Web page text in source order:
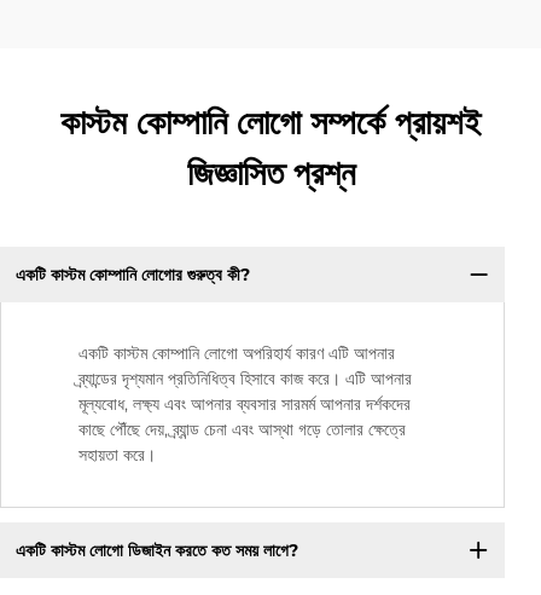
কাস্টম কোম্পানি লোগো সম্পর্কে প্রায়শই
জিজ্ঞাসিত প্রশ্ন
একটি কাস্টম কোম্পানি লোগোর গুরুত্ব কী?
একটি কাস্টম কোম্পানি লোগো অপরিহার্য কারণ এটি আপনার
ব্র্যান্ডের দৃশ্যমান প্রতিনিধিত্ব হিসাবে কাজ করে। এটি আপনার
মূল্যবোধ, লক্ষ্য এবং আপনার ব্যবসার সারমর্ম আপনার দর্শকদের
কাছে পৌঁছে দেয়, ব্র্যান্ড চেনা এবং আস্থা গড়ে তোলার ক্ষেত্রে
সহায়তা করে।
একটি কাস্টম লোগো ডিজাইন করতে কত সময় লাগে?